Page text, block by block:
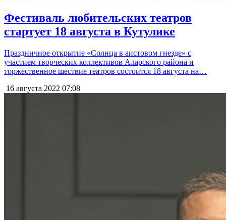
Фестиваль любительских театров
стартует 18 августа в Кутулике
Праздничное открытие «Солнца в аистовом гнезде» с
участием творческих коллективов Аларского района и
торжественное шествие театров состоится 18 августа на…
16 августа 2022 07:08